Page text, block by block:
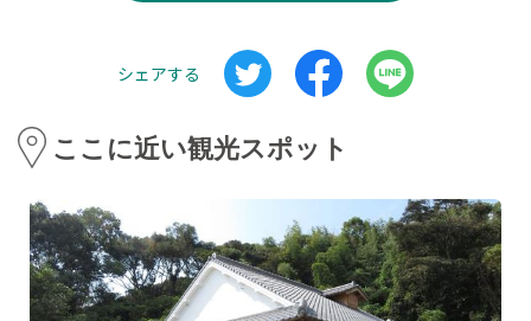
シェアする
ここに近い観光スポット